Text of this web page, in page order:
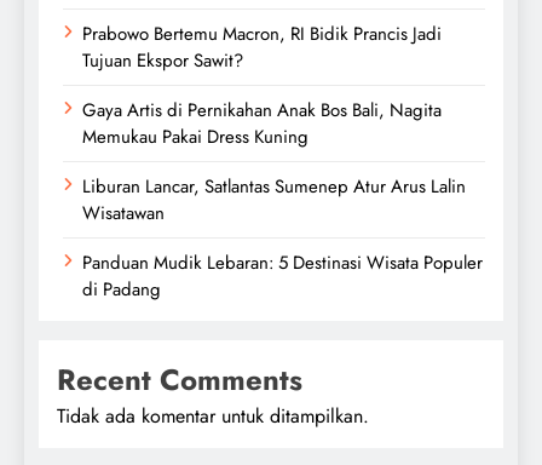
Prabowo Bertemu Macron, RI Bidik Prancis Jadi
Tujuan Ekspor Sawit?
Gaya Artis di Pernikahan Anak Bos Bali, Nagita
Memukau Pakai Dress Kuning
Liburan Lancar, Satlantas Sumenep Atur Arus Lalin
Wisatawan
Panduan Mudik Lebaran: 5 Destinasi Wisata Populer
di Padang
Recent Comments
Tidak ada komentar untuk ditampilkan.